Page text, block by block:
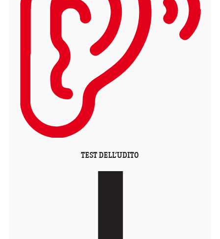
TEST DELL’UDITO